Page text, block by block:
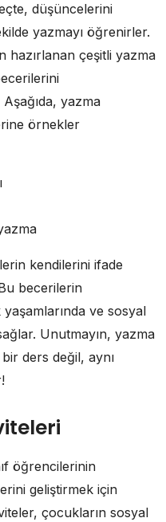
düşüncelerini
yazmayı öğrenirler.
hazırlanan çeşitli yazma
yazma
örnekler
kendilerini ifade
becerilerin
ve sosyal
Unutmayın, yazma
ders değil, aynı
öğrencilerinin
geliştirmek için
çocukların sosyal